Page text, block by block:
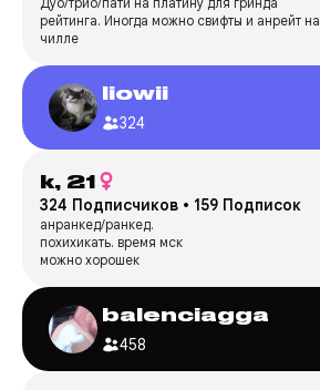
рейтинга. Иногда можно свифты и анрейт на
чилле
liowii
324
k, 21
324 Подписчиков • 159 Подписок
анранкед/ранкед.
похихикать. время мск
можно хорошек
balenciagga
458